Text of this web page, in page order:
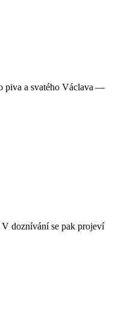
piva a svatého Václava —
V doznívání se pak projeví